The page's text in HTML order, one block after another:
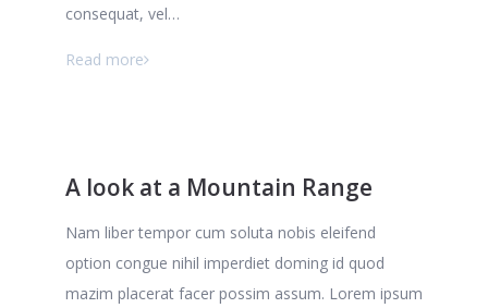
consequat, vel…
Read more
A look at a Mountain Range
Nam liber tempor cum soluta nobis eleifend
option congue nihil imperdiet doming id quod
mazim placerat facer possim assum. Lorem ipsum